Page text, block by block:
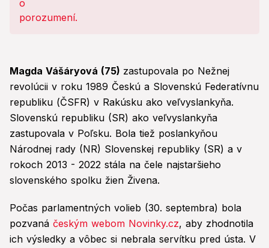
Magda Vášáryová (75) zastupovala po Nežnej
revolúcii v roku 1989 Českú a Slovenskú Federatívnu
republiku (ČSFR) v Rakúsku ako veľvyslankyňa.
Slovenskú republiku (SR) ako veľvyslankyňa
zastupovala v Poľsku. Bola tiež poslankyňou
Národnej rady (NR) Slovenskej republiky (SR) a v
rokoch 2013 - 2022 stála na čele najstaršieho
slovenského spolku žien Živena.
Počas parlamentných volieb (30. septembra) bola
pozvaná českým webom Novinky.cz, aby zhodnotila
ich výsledky a vôbec si nebrala servítku pred ústa. V